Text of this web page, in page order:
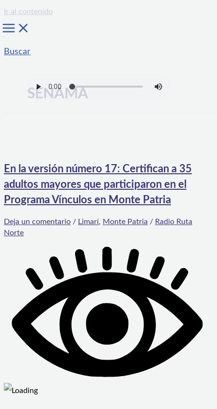
Ir al contenido
Buscar
SENAMA
En la versión número 17: Certifican a 35
adultos mayores que participaron en el
Programa Vínculos en Monte Patria
Deja un comentario / Limarí, Monte Patria / Radio Ruta
Norte